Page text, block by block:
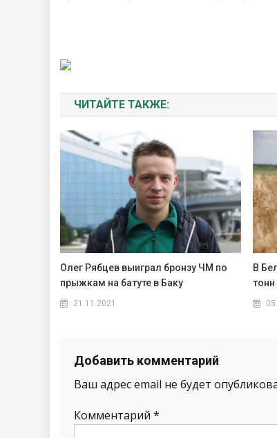
ЧИТАЙТЕ ТАКЖЕ:
Олег Рябцев выиграл бронзу ЧМ по
прыжкам на батуте в Баку
21.11.2021
В
тонн
Добавить комментарий
Ваш адрес email не будет
Комментарий *